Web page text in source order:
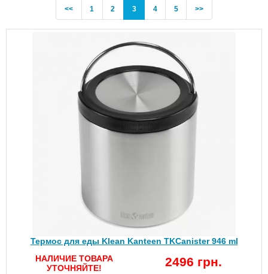
<<Previous
1 2 3(current)
4 5 >>
Термос для еды Klean Kanteen TKCanister 946 ml
НАЛИЧИЕ ТОВАРА
УТОЧНЯЙТЕ!
2496 грн.